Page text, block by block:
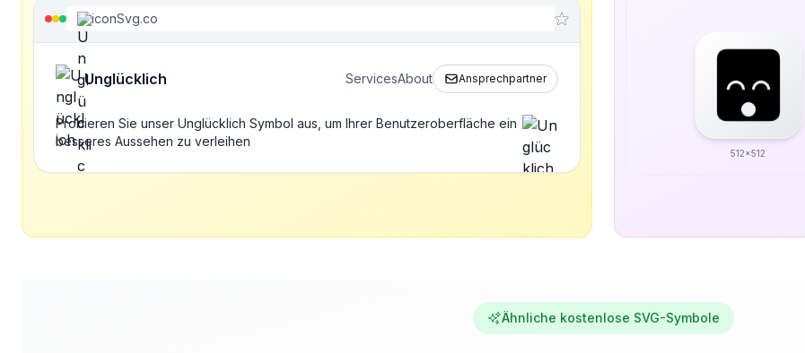
iconSvg.co
Unglücklich ServicesAbout Ansprechpartner
Probieren Sie unser Unglücklich Symbol aus, um Ihrer Benutzeroberfläche ein
besseres Aussehen zu verleihen
512x512
Ähnliche kostenlose SVG-Symbole